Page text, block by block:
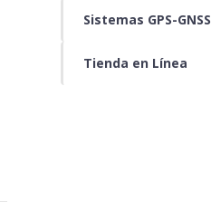
Sistemas GPS-GNSS
Tienda en Línea